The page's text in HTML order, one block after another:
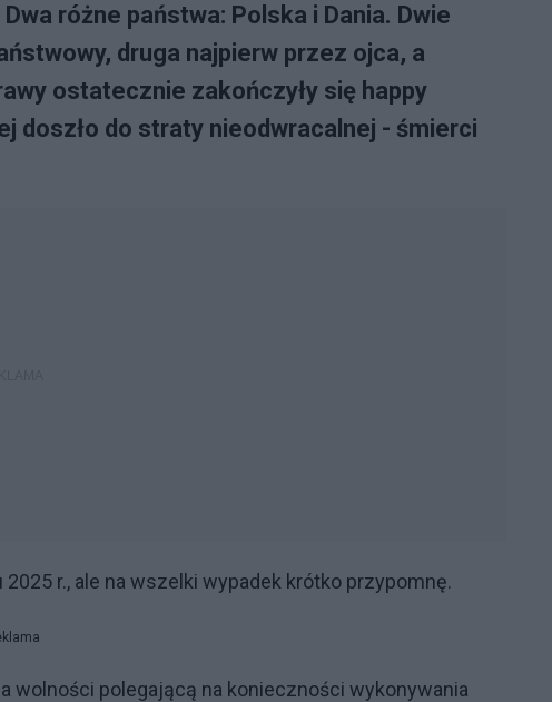
różne państwa: Polska i Dania. Dwie
druga najpierw przez ojca, a
ostatecznie zakończyły się happy
doszło do straty nieodwracalnej - śmierci
r., ale na wszelki wypadek krótko przypomnę.
wolności polegającą na konieczności wykonywania